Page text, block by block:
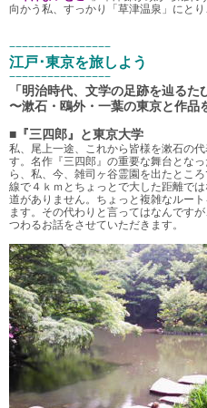
向かう私、すっかり「草津温泉」にとり
−−−−−−−−−−−−−−−−
江戸･東京を旅しよう
−−−−−−−−−−−−−−−−
「明治時代、文学の足跡を辿るた
〜漱石・鴎外・一葉の東京と作品
■『三四郎』と東京大学
私、尾上一途、これから皆様を漱石の
す。名作『三四郎』の重要な舞台とな
ら、私、今、雑司ヶ谷霊園を出たとこ
線で４ｋｍとちょっとで大した距離で
道がありません。ちょっと複雑なルー
ます。その代わりと言ってはなんです
つわるお話をさせていただきます。